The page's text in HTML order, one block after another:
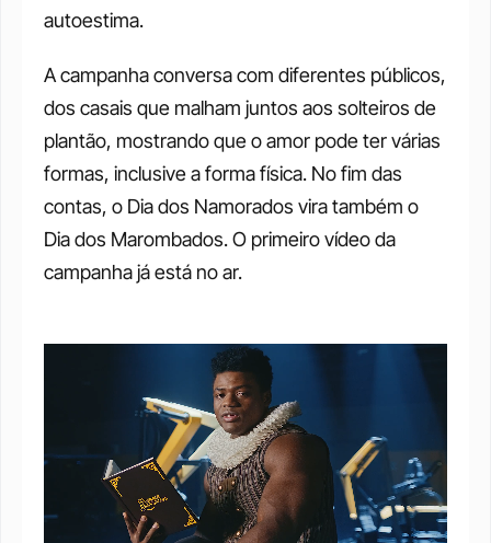
autoestima.
A campanha conversa com diferentes públicos,
dos casais que malham juntos aos solteiros de
plantão, mostrando que o amor pode ter várias
formas, inclusive a forma física. No fim das
contas, o Dia dos Namorados vira também o
Dia dos Marombados. O primeiro vídeo da
campanha já está no ar.